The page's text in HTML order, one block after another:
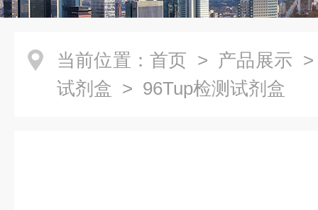
当前位置： 首页 > 产品展示
试剂盒 > 96Tup检测试剂盒